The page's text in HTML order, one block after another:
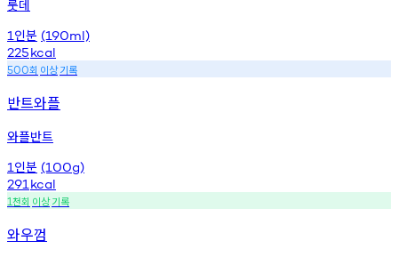
룻데
1 인분 (190ml)
225kcal
500회 이상기록
반트와플
와플반트
1 인분 (100g)
291 kcal
1천회 이상기록
와우껌